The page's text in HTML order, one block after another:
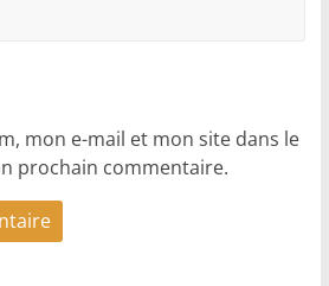
mon e-mail et mon site dans le
prochain commentaire.